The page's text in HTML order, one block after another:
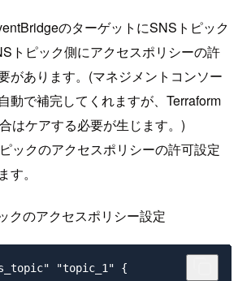
のターゲットにSNSトピック
トピック側にアクセスポリシーの許
があります。(マネジメントコンソー
動で補完してくれますが、Terraform
はケアする必要が生じます。)
ックのアクセスポリシーの許可設定
。
クのアクセスポリシー設定
"topic_1" {